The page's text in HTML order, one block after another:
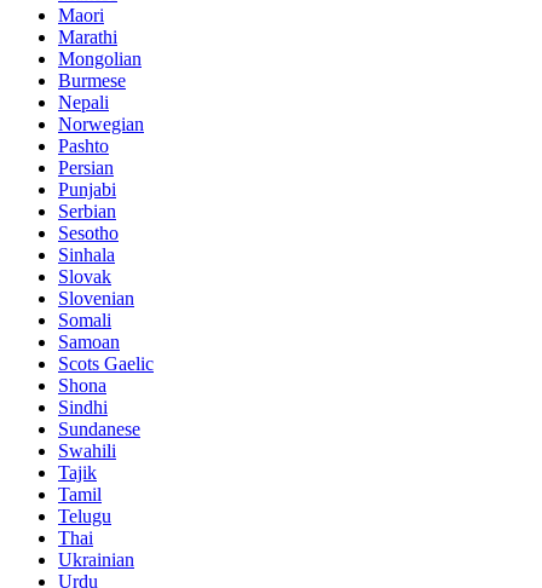
Maori
Marathi
Mongolian
Burmese
Nepali
Norwegian
Pashto
Persian
Punjabi
Serbian
Sesotho
Sinhala
Slovak
Slovenian
Somali
Samoan
Scots Gaelic
Shona
Sindhi
Sundanese
Swahili
Tajik
Tamil
Telugu
Thai
Ukrainian
Urdu